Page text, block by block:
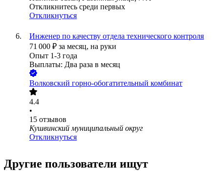
Откликнитесь среди первых
Откликнуться
Инженер по качеству отдела технического контроля
71 000 ₽ за месяц, на руки
Опыт 1-3 года
Выплаты: Два раза в месяц
Волковский горно-обогатительный комбинат
4.4
•
15 отзывов
Кушвинский муниципальный округ
Откликнуться
Другие пользователи ищут